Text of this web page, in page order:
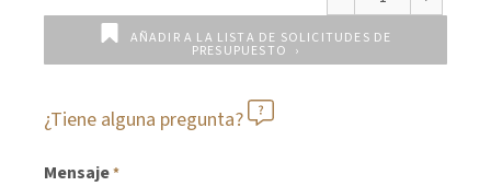
AÑADIR A LA LISTA DE SOLICITUDES DE
PRESUPUESTO
¿Tiene alguna pregunta?
Mensaje*